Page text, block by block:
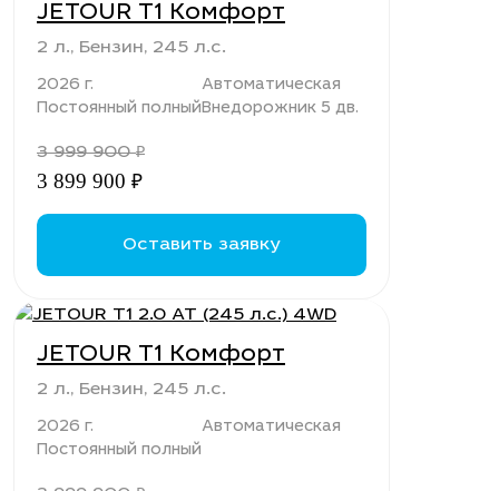
JETOUR T1 Комфорт
2 л., Бензин, 245 л.с.
2026 г.
Постоянный полный
Автоматическая
Внедорожник 5 дв.
3 999 900₽
3 899 900 ₽
Оставить заявку
JETOUR T1 Комфорт
2 л., Бензин, 245 л.с.
2026 г.
Постоянный полный
Автоматическая